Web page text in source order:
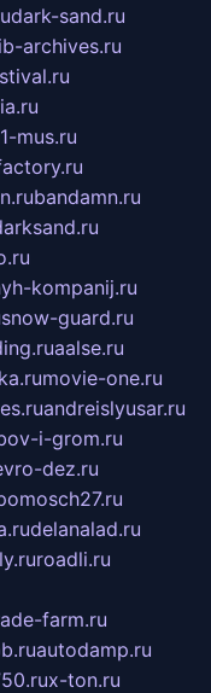
dark-sand.ru
archives.ru
1-mus.ru
bandamn.ru
kompanij.ru
snow-guard.ru
aalse.ru
movie-one.ru
andreislyusar.ru
i-grom.ru
dez.ru
delanalad.ru
roadli.ru
farm.ru
autodamp.ru
x-ton.ru